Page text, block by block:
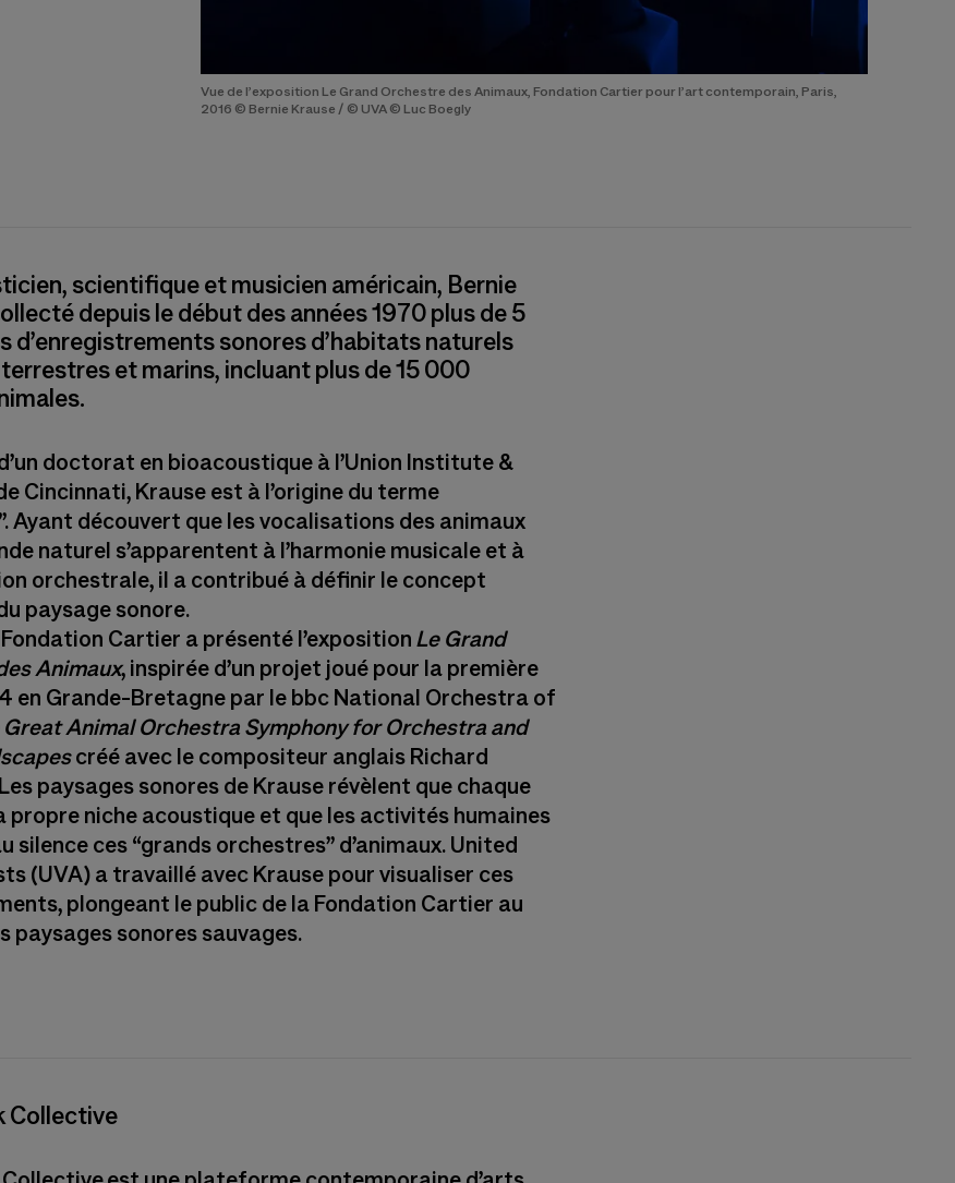
Vue de l’exposition Le Grand Orchestre des Animaux, Fondation Cartier pour l’art contemporain, Paris,
2016 © Bernie Krause / © UVA © Luc Boegly
scientifique et musicien américain, Bernie
depuis le début des années 1970 plus de 5
d’enregistrements sonores d’habitats naturels
et marins, incluant plus de 15 000
doctorat en bioacoustique à l’Union Institute &
Cincinnati, Krause est à l’origine du terme
Ayant découvert que les vocalisations des animaux
naturel s’apparentent à l’harmonie musicale et à
orchestrale, il a contribué à définir le concept
paysage sonore.
Fondation Cartier a présenté l’exposition Le Grand
Animaux, inspirée d’un projet joué pour la première
en Grande-Bretagne par le bbc National Orchestra of
Great Animal Orchestra Symphony for Orchestra and
créé avec le compositeur anglais Richard
paysages sonores de Krause révèlent que chaque
propre niche acoustique et que les activités humaines
silence ces “grands orchestres” d’animaux. United
(UVA) a travaillé avec Krause pour visualiser ces
plongeant le public de la Fondation Cartier au
paysages sonores sauvages.
Collective